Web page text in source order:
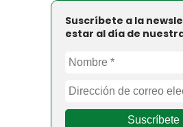
Suscríbete a la
estar al día de